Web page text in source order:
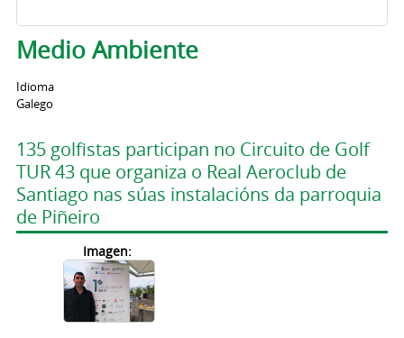
Medio Ambiente
Idioma
Galego
135 golfistas participan no Circuito de Golf
TUR 43 que organiza o Real Aeroclub de
Santiago nas súas instalacións da parroquia
de Piñeiro
Imagen: